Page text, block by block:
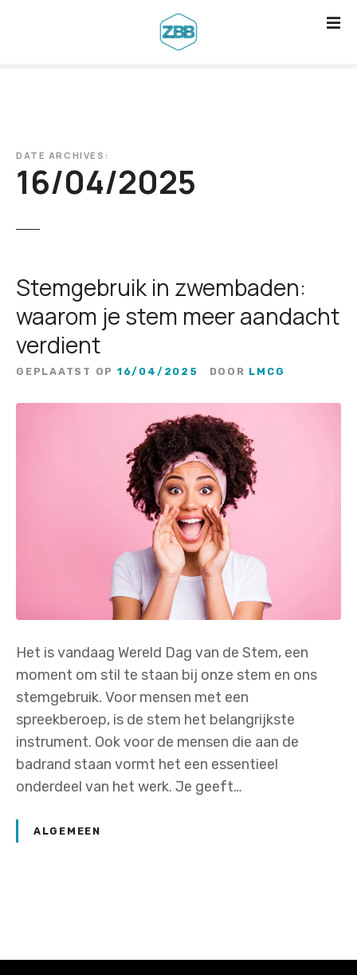
DATE ARCHIVES:
16/04/2025
Stemgebruik in zwembaden:
waarom je stem meer aandacht
verdient
GEPLAATST OP 16/04/2025 DOOR LMCG
Het is vandaag Wereld Dag van de Stem, een
moment om stil te staan bij onze stem en ons
stemgebruik. Voor mensen met een
spreekberoep, is de stem het belangrijkste
instrument. Ook voor de mensen die aan de
badrand staan vormt het een essentieel
onderdeel van het werk. Je geeft…
ALGEMEEN
o